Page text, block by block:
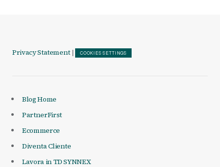
Privacy Statement | COOKIES SETTINGS
Blog Home
PartnerFirst
Ecommerce
Diventa Cliente
Lavora in TD SYNNEX